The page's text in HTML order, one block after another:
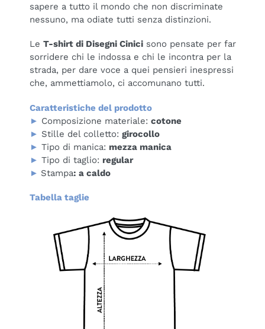
sapere a tutto il mondo che non discriminate
nessuno, ma odiate tutti senza distinzioni.
Le T-shirt di Disegni Cinici sono pensate per far
sorridere chi le indossa e chi le incontra per la
strada, per dare voce a quei pensieri inespressi
che, ammettiamolo, ci accomunano tutti.
Caratteristiche del prodotto
► Composizione materiale: cotone
► Stille del colletto: girocollo
► Tipo di manica: mezza manica
► Tipo di taglio: regular
► Stampa: a caldo
Tabella taglie